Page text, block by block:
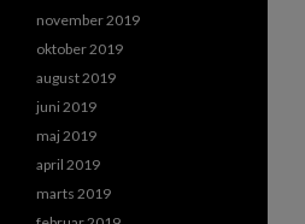
november 2019
oktober 2019
august 2019
juni 2019
maj 2019
april 2019
marts 2019